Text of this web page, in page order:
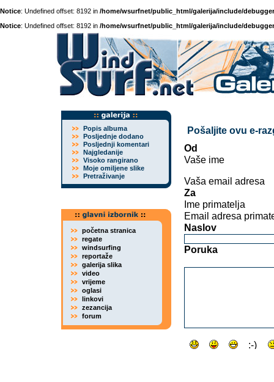
Notice: Undefined offset: 8192 in /home/wsurfnet/public_html/galerija/include/
Notice: Undefined offset: 8192 in /home/wsurfnet/public_html/galerija/include/
Popis albuma
Posljednje dodano
Posljednji komentari
Najgledanije
Visoko rangirano
Moje omiljene slike
Pretraživanje
početna stranica
regate
windsurfing
reportaže
galerija slika
video
vrijeme
oglasi
linkovi
zezancija
forum
Pošaljite ovu e-
Od
Vaše ime
Vaša email adresa
Za
Ime primatelja
Email adresa
Naslov
Poruka